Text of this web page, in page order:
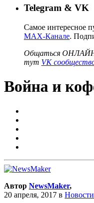
Telegram & VK
Самое интересное
MAX-Канале.
Общаться
тут VK
Война и
Автор NewsMaker,
20 апреля, 2017 в